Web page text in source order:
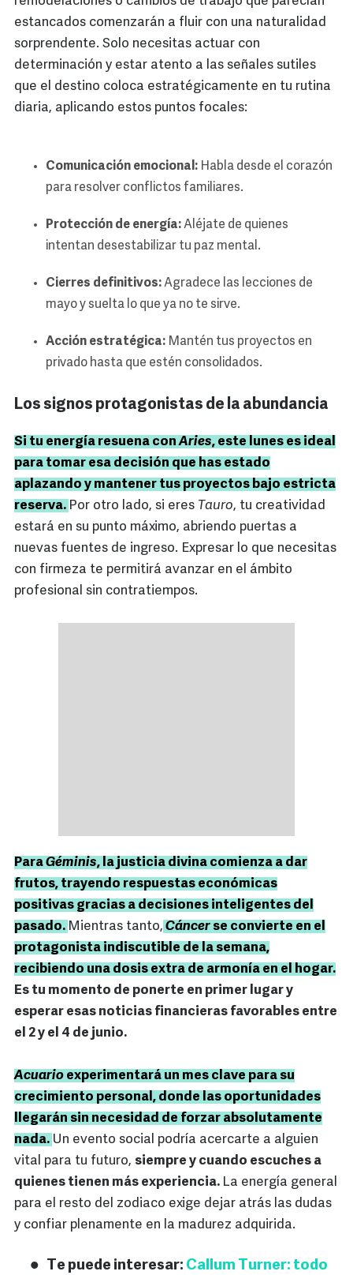
estancados comenzarán a fluir con una naturalidad
sorprendente. Solo necesitas actuar con
determinación y estar atento a las señales sutiles
que el destino coloca estratégicamente en tu rutina
diaria, aplicando estos puntos focales:
Comunicación emocional: Habla desde el corazón
para resolver conflictos familiares.
Protección de energía:Aléjate de quienes
intentan desestabilizar tu paz mental.
Cierres definitivos:Agradece las lecciones de
mayo y suelta lo que ya no te sirve.
Acción estratégica: Mantén tus proyectos en
privado hasta que estén consolidados.
Los signos protagonistas de la abundancia
Si tu energía resuena conAries, este lunes es ideal
para tomar esa decisión que has estado
aplazando y mantener tus proyectos bajo estricta
reserva. Por otro lado, si eres Tauro, tu creatividad
estará en su punto máximo, abriendo puertas a
nuevas fuentes de ingreso. Expresar lo que necesitas
con firmeza te permitirá avanzar en el ámbito
profesional sin contratiempos.
ParaGéminis, la justicia divina comienza a dar
frutos, trayendo respuestas económicas
positivas gracias a decisiones inteligentes del
pasado. Mientras tanto, Cáncerse convierte en el
protagonista indiscutible de la semana,
recibiendo una dosis extra de armonía en el hogar.
Es tu momento de ponerte en primer lugar y
esperar esas noticias financieras favorables entre
el 2 y el 4 de junio.
Acuario experimentará un mes clave para su
crecimiento personal, donde las oportunidades
llegarán sin necesidad de forzar absolutamente
nada. Un evento social podría acercarte a alguien
vital para tu futuro, siempre y cuando escuches a
quienes tienen más experiencia. La energía general
para el resto del zodiaco exige dejar atrás las dudas
y confiar plenamente en la madurez adquirida.
Te puede interesar: Callum Turner: todo